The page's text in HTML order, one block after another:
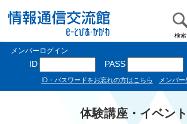
検索
体験講座・イベント